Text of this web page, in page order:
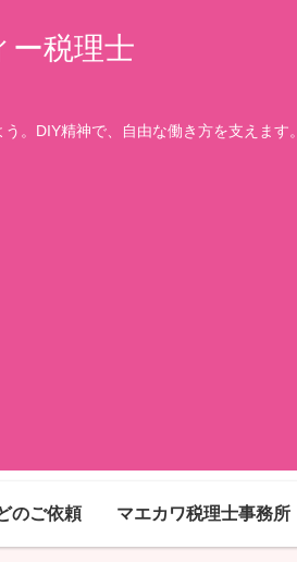
ー税理士
。DIY精神で、自由な働き方を支えます。
のご依頼 マエカワ税理士事務所